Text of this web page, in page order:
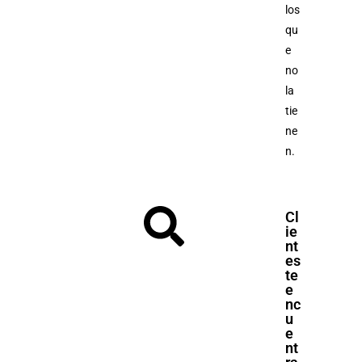
los
qu
e
no
la
tie
ne
n.
Cl
ie
nt
es
te
e
nc
u
e
nt